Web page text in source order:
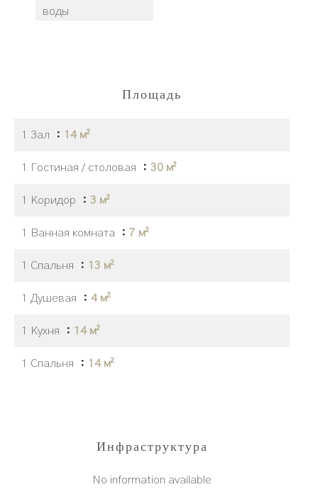
воды
Площадь
1 Зал 14 м²
1 Гостиная / столовая 30 м²
1 Коридор 3 м²
1 Ванная комната 7 м²
1 Спальня 13 м²
1 Душевая 4 м²
1 Кухня 14 м²
1 Спальня 14 м²
Инфраструктура
No information available